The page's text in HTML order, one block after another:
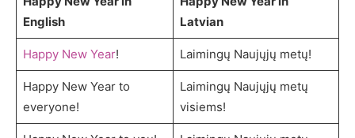
English
Latvian
Happy New Year! Laimingų Naujųjų metų!
Happy New Year to
everyone!
Laimingų Naujųjų metų
visiems!